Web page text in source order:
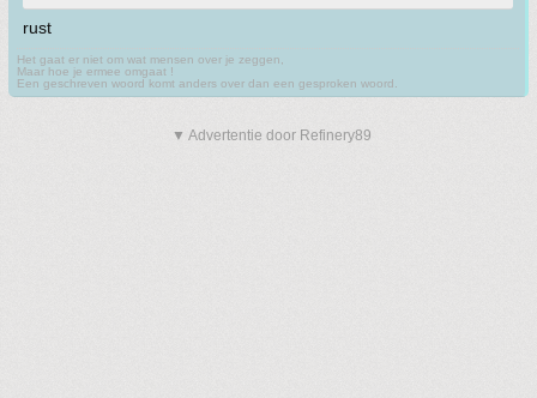
rust
Het gaat er niet om wat mensen over je zeggen,
Maar hoe je ermee omgaat !
Een geschreven woord komt anders over dan een gesproken woord.
▼ Advertentie door Refinery89